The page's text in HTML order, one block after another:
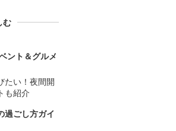
む
ント＆グルメ
たい！夜間開
も紹介
過ごし方ガイ